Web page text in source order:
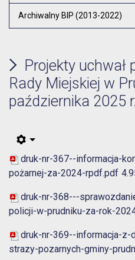
Archiwalny BIP (2013-2022)
Projekty uchwał
Rady Miejskiej w
października 2025 r.
druk-nr-367--informacja-
pożarnej-za-2024-rpdf.pdf
druk-nr-368---
policji-w-prudniku-za-rok-
druk-nr-369--informacja-
strazy-pozarnych-gminy-